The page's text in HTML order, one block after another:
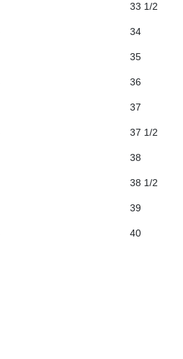
33 1/
34
35
36
37
37 1/
38
38 1/
39
40